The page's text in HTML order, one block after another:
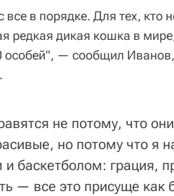
в порядке. Для тех, кто
редкая дикая кошка в
особей", — сообщил
не потому, что
но потому что я
баскетболом: грация,
— все это присуще как